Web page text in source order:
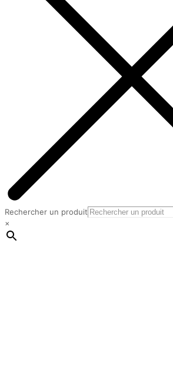
Rechercher un produit
×